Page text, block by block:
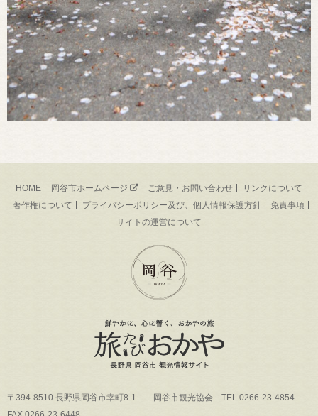
HOME 岡谷市ホームページ ご意見・お問い合わせ
リンクについて
著作権について
プライバシーポリシー及び、個人情報保護方針
免責事項
サイトの運営について
〒394-8510 長野県岡谷市幸町8-1 岡谷市観光協会 TEL 0266-23-4854